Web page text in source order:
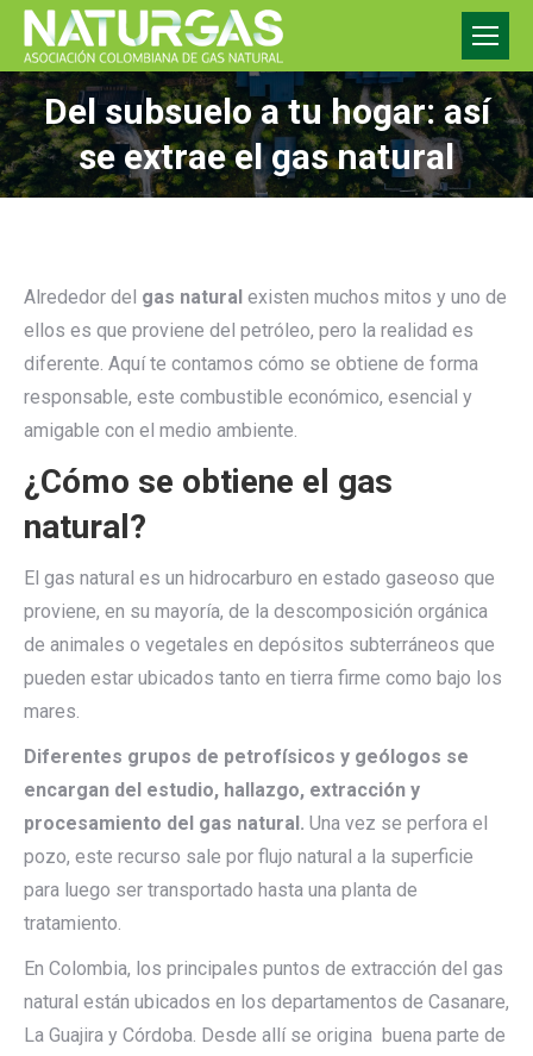
Del subsuelo a tu hogar: así
se extrae el gas natural
Alrededor del gas natural existen muchos mitos y uno de
ellos es que proviene del petróleo, pero la realidad es
diferente. Aquí te contamos cómo se obtiene de forma
responsable, este combustible económico, esencial y
amigable con el medio ambiente.
¿Cómo se obtiene el gas
natural?
El gas natural es un hidrocarburo en estado gaseoso que
proviene, en su mayoría, de la descomposición orgánica
de animales o vegetales en depósitos subterráneos que
pueden estar ubicados tanto en tierra firme como bajo los
mares.
Diferentes grupos de petrofísicos y geólogos se
encargan del estudio, hallazgo, extracción y
procesamiento del gas natural. Una vez se perfora el
pozo, este recurso sale por flujo natural a la superficie
para luego ser transportado hasta una planta de
tratamiento.
En Colombia, los principales puntos de extracción del gas
natural están ubicados en los departamentos de Casanare,
La Guajira y Córdoba. Desde allí se origina buena parte de